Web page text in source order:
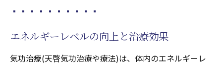
エネルギーレベルの向上と治療効果
気功治療(天啓気功治療や療法)は、体内のエネルギーレ